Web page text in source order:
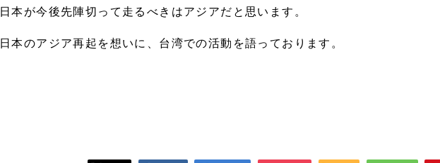
日本が今後先陣切って走るべきはアジアだと思います。
日本のアジア再起を想いに、台湾での活動を語っております。